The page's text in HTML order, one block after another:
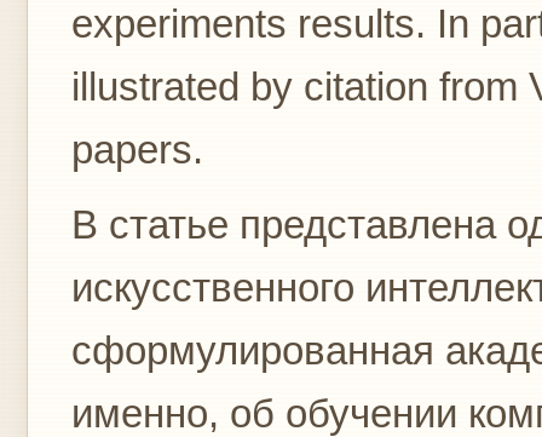
experiments results. In
illustrated by citation from
papers.
В статье представлена
искусственного
сформулированная
именно, об обучении